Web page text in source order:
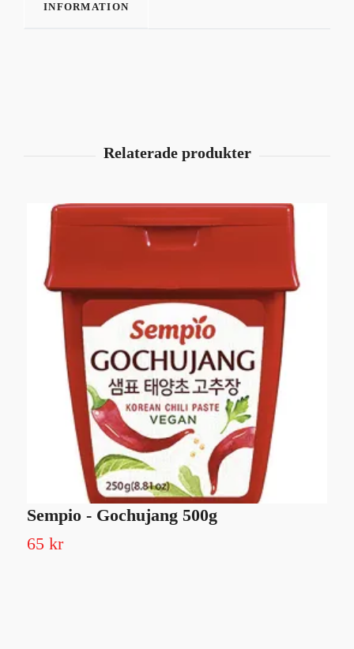
INFORMATION
Sempio - Gochujang 500g
65 kr